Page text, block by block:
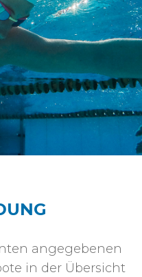
angegebenen
in der Übersicht